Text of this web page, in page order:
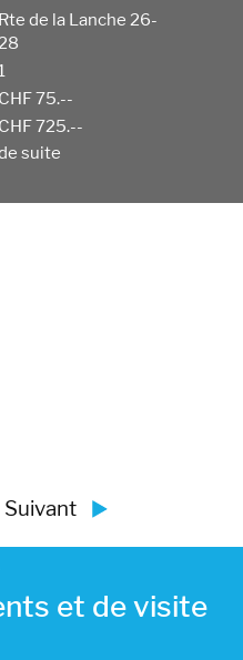
Rte de la Lanche 26-
CHF 75.--
CHF 725.--
suite
Suivant
et de visite